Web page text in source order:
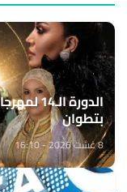
بتطوان
8 غشت 2026 - 16:10